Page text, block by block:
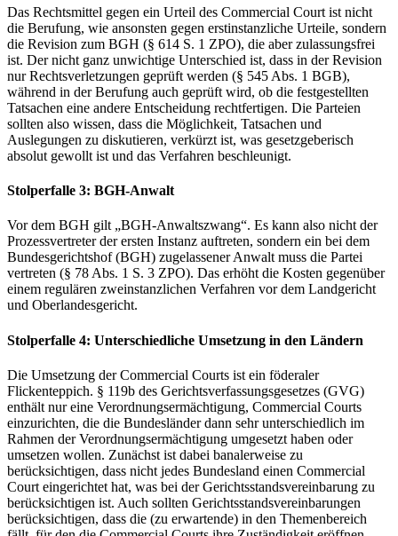
Das Rechtsmittel gegen ein Urteil des Commercial Court ist nicht
die Berufung, wie ansonsten gegen erstinstanzliche Urteile, sondern
die Revision zum BGH (§ 614 S. 1 ZPO), die aber zulassungsfrei
ist. Der nicht ganz unwichtige Unterschied ist, dass in der Revision
nur Rechtsverletzungen geprüft werden (§ 545 Abs. 1 BGB),
während in der Berufung auch geprüft wird, ob die festgestellten
Tatsachen eine andere Entscheidung rechtfertigen. Die Parteien
sollten also wissen, dass die Möglichkeit, Tatsachen und
Auslegungen zu diskutieren, verkürzt ist, was gesetzgeberisch
absolut gewollt ist und das Verfahren beschleunigt.
Stolperfalle 3: BGH-Anwalt
Vor dem BGH gilt „BGH-Anwaltszwang“. Es kann also nicht der
Prozessvertreter der ersten Instanz auftreten, sondern ein bei dem
Bundesgerichtshof (BGH) zugelassener Anwalt muss die Partei
vertreten (§ 78 Abs. 1 S. 3 ZPO). Das erhöht die Kosten gegenüber
einem regulären zweinstanzlichen Verfahren vor dem Landgericht
und Oberlandesgericht.
Stolperfalle 4: Unterschiedliche Umsetzung in den Ländern
Die Umsetzung der Commercial Courts ist ein föderaler
Flickenteppich. § 119b des Gerichtsverfassungsgesetzes (GVG)
enthält nur eine Verordnungsermächtigung, Commercial Courts
einzurichten, die die Bundesländer dann sehr unterschiedlich im
Rahmen der Verordnungsermächtigung umgesetzt haben oder
umsetzen wollen. Zunächst ist dabei banalerweise zu
berücksichtigen, dass nicht jedes Bundesland einen Commercial
Court eingerichtet hat, was bei der Gerichtsstandsvereinbarung zu
berücksichtigen ist. Auch sollten Gerichtsstandsvereinbarungen
berücksichtigen, dass die (zu erwartende) in den Themenbereich